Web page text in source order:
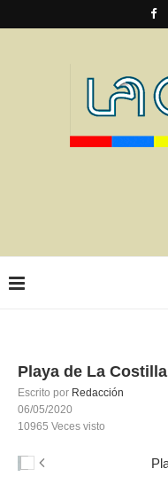
Playa de La Costilla
Escrito por Redacción
06/05/2020
10965 Veces visto